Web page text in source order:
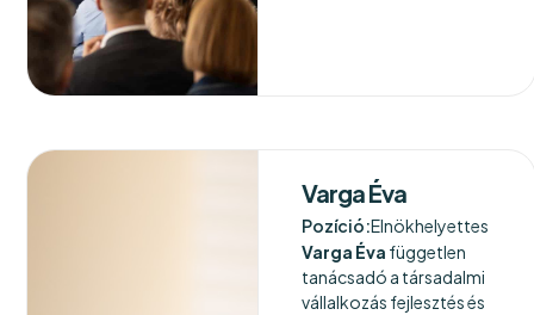
Varga Éva
Pozíció:Elnökhelyettes
Varga Éva független
tanácsadó a társadalmi
vállalkozás fejlesztés és